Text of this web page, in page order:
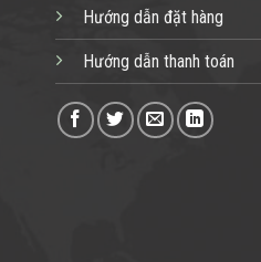
Hướng dẫn đặt hàng
Hướng dẫn thanh toán